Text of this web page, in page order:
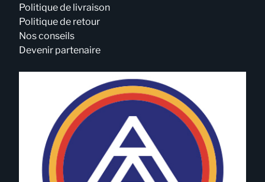
Politique de livraison
Politique de retour
Nos conseils
Devenir partenaire